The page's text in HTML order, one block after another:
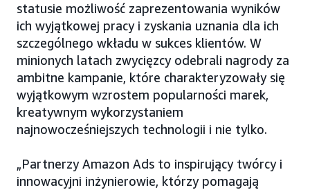
statusie możliwość zaprezentowania wyników
ich wyjątkowej pracy i zyskania uznania dla ich
szczególnego wkładu w sukces klientów. W
minionych latach zwycięzcy odebrali nagrody za
ambitne kampanie, które charakteryzowały się
wyjątkowym wzrostem popularności marek,
kreatywnym wykorzystaniem
najnowocześniejszych technologii i nie tylko.
„Partnerzy Amazon Ads to inspirujący twórcy i
innowacyjni inżynierowie, którzy pomagają